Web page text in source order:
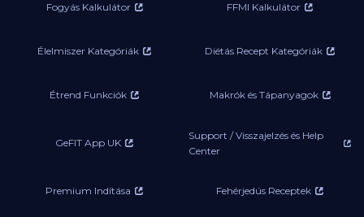
Fogyás Kalkulátor FFMI Kalkulátor
Élelmiszer Kategóriák Diétás Recept Kategóriák
Étrend Funkciók Makrók és Tápanyagok
GeFIT App UK
Support / Visszajelzés és Help
Center
Premium Indítása Fehérjedús Receptek